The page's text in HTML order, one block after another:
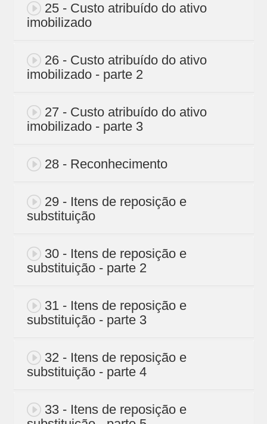
25 - Custo atribuído do ativo
imobilizado
26 - Custo atribuído do ativo
imobilizado - parte 2
27 - Custo atribuído do ativo
imobilizado - parte 3
28 - Reconhecimento
29 - Itens de reposição e
substituição
30 - Itens de reposição e
substituição - parte 2
31 - Itens de reposição e
substituição - parte 3
32 - Itens de reposição e
substituição - parte 4
33 - Itens de reposição e